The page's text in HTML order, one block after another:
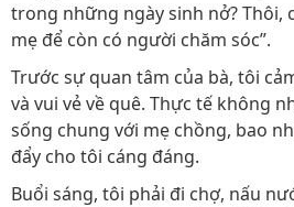
trong những ngày sinh nở? Thôi,
mẹ để còn có người chăm sóc”.
Trước sự quan tâm của bà, tôi
và vui vẻ về quê. Thực tế không
sống chung với mẹ chồng, bao
đẩy cho tôi cáng đáng.
Buổi sáng, tôi phải đi chợ, nấu